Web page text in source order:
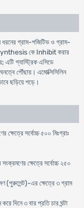
ধরনের গ্রাম-পজিটিভ ও গ্রাম-
synthesis কে Inhibit করার
এটি গ্যাস্ট্রিক এসিডে
পৌঁছায়। এমোক্সিসিলিন
ছড়িয়ে পড়ে।
ক্ষেত্রে সর্বোচ্চ ৫০০ মিঃগ্রাঃ
ক্ষেত্রে সর্বোচ্চ ২৫০
(পুরুলেন্ট)-এর ক্ষেত্রে ৩ গ্রাম
দিনে ৩ বার প্রতি চার ঘন্টা